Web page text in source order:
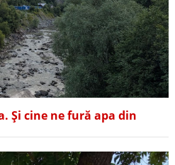
Și cine ne fură apa din